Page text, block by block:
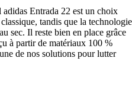
Entrada 22 est un choix
tandis que la technologie
sec. Il reste bien en place grâce
à partir de matériaux 100 %
de nos solutions pour lutter